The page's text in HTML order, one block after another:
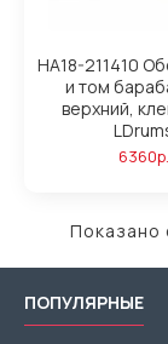
HA18-211410
и том
верхний,
6360р.
Показано
ПОПУЛЯРНЫЕ